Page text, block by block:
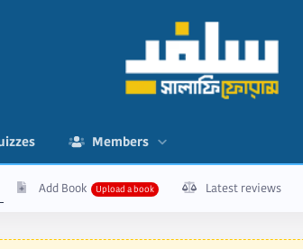
Members
Add Book Latest reviews